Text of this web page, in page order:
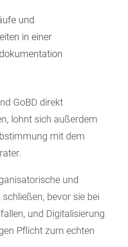
und
in einer
GoBD direkt
lohnt sich außerdem
mit dem
und
bevor sie bei
und Digitalisierung
Pflicht zum echten